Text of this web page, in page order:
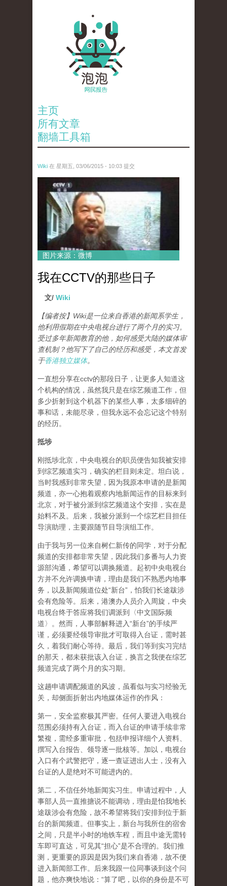
主页
所有文章
翻墙工具箱
Wiki 在 星期五, 03/06/2015 - 10:03 提交
ai_wei_wei_.jpg
图片来源：微博
我在CCTV的那些日子
文/ Wiki
【编者按】Wiki是一位来自香港的新闻系学生，
他利用假期在中央电视台进行了两个月的实习。
受过多年新闻教育的他，如何感受大陆的媒体审
查机制？他写下了自己的经历和感受，本文首发
于香港独立媒体。
一直想分享在cctv的那段日子，让更多人知道这
个机构的情况，虽然我只是在综艺频道工作，但
多少折射到这个机器下的某些人事，太多细碎的
事和话，未能尽录，但我永远不会忘记这个特别
的经历。
抵埗
刚抵埗北京，中央电视台的职员便告知我被安排
到综艺频道实习，确实的栏目则未定。坦白说，
当时我感到非常失望，因为我原本申请的是新闻
频道，亦一心抱着观察内地新闻运作的目标来到
北京，对于被分派到综艺频道这个安排，实在是
始料不及。后来，我被分派到一个综艺栏目担任
导演助理，主要跟随节目导演组工作。
由于我与另一位来自树仁新传的同学，对于分配
频道的安排都非常失望，因此我们多番与人力资
源部沟通，希望可以调换频道。起初中央电视台
方并不允许调换申请，理由是我们不熟悉内地事
务，以及新闻频道位处“新台”，怕我们长途跋涉
会有危险等。后来，港澳办人员介入周旋，中央
电视台终于答应将我们调派到〈中文国际频
道〉。然而，人事部解释进入“新台”的手续严
谨，必须要经领导审批才可取得入台证，需时甚
久，着我们耐心等待。最后，我们等到实习完结
的那天，都未获批该入台证，换言之我便在综艺
频道完成了两个月的实习期。
这趟申请调配频道的风波，虽看似与实习经验无
关，却侧面折射出内地媒体运作的作风：
第一，安全监察极其严密。任何人要进入电视台
范围必须持有入台证，而入台证的申请手续非常
繁複，需经多重审批，包括申报详细个人资料、
撰写入台报告、领导逐一批核等。加以，电视台
入口有个武警把守，逐一查证进出人士，没有入
台证的人是绝对不可能进内的。
第二，不信任外地新闻实习生。申请过程中，人
事部人员一直推搪说不能调动，理由是怕我地长
途跋涉会有危险，故不希望将我们安排到位于新
台的新闻频道。但事实上，新台与我所住的宿舍
之间，只是半小时的地铁车程，而且中途无需转
车即可直达，可见其“担心”是不合理的。我们推
测，更重要的原因是因为我们来自香港，故不便
进入新闻部工作。后来我跟一位同事谈到这个问
题，他亦爽快地说：“算了吧，以你的身份是不可